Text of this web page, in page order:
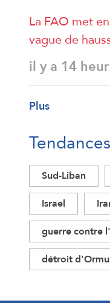
La FAO met
vague de
il y a 14
Plus
Tendances
Sud-Liban
Israel
guerre contre
détroit